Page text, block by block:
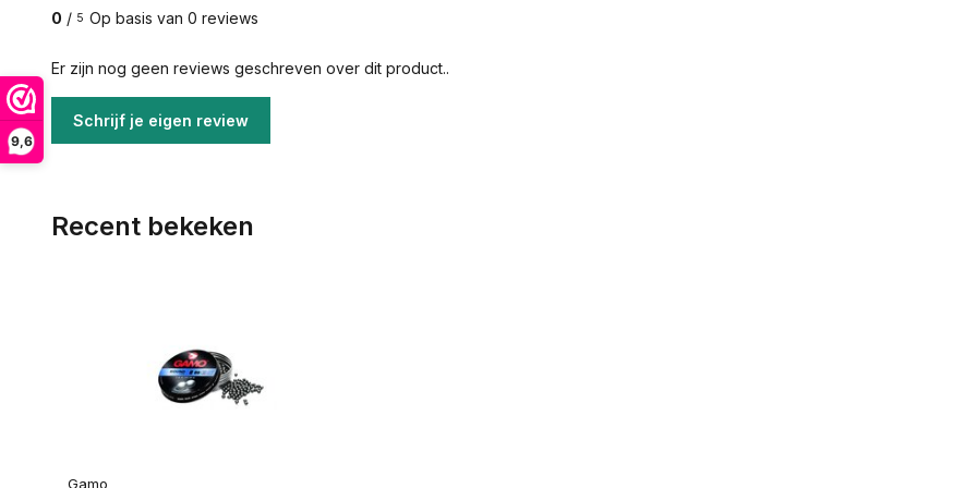
9,6
0 / 5 Op basis van 0 reviews
Er zijn nog geen reviews geschreven over dit product..
Schrijf je eigen review
Recent bekeken
Gamo